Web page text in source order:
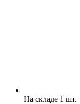
На складе 1 шт.